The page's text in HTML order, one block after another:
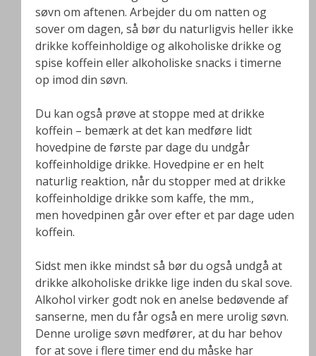
søvn om aftenen. Arbejder du om natten og
sover om dagen, så bør du naturligvis heller ikke
drikke koffeinholdige og alkoholiske drikke og
spise koffein eller alkoholiske snacks i timerne
op imod din søvn.
Du kan også prøve at stoppe med at drikke
koffein – bemærk at det kan medføre lidt
hovedpine de første par dage du undgår
koffeinholdige drikke. Hovedpine er en helt
naturlig reaktion, når du stopper med at drikke
koffeinholdige drikke som kaffe, the mm.,
men hovedpinen går over efter et par dage uden
koffein.
Sidst men ikke mindst så bør du også undgå at
drikke alkoholiske drikke lige inden du skal sove.
Alkohol virker godt nok en anelse bedøvende af
sanserne, men du får også en mere urolig søvn.
Denne urolige søvn medfører, at du har behov
for at sove i flere timer end du måske har